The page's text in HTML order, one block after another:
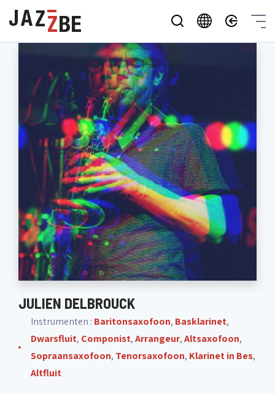
JULIEN DELBROUCK
Instrumenten : Baritonsaxofoon, Basklarinet,
Dwarsfluit, Componist,Arrangeur,Altsaxofoon,
Sopraansaxofoon, Tenorsaxofoon, Klarinet in Bes,
Altfluit